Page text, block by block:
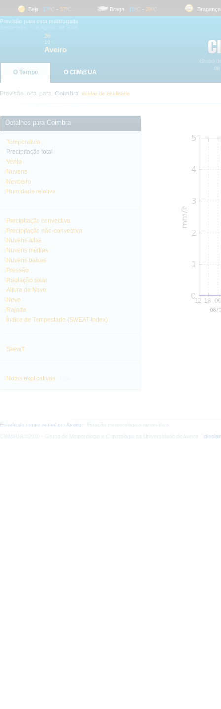
Beja 17 ºC- 37 ºC Braga 18 ºC- 29 ºC Bragança
Previsão para esta madrugada
26
16
Aveiro
O Tempo O CliM@UA
Previsão local para: Coimbra mudar de localidade
Detalhes para Coimbra
Temperatura
Precipitação total
Vento
Nuvens
Nevoeiro
Humidade relativa
Precipitação convectiva
Precipitação não-convectiva
Nuvens altas
Nuvens médias
Nuvens baixas
Pressão
Radiação solar
Altura de Neve
Neve
Rajada
Índice de Tempestade (SWEAT Index)
SkewT
Notas explicativas
Estado do tempo actual em Aveiro - Estação meteorológica automática
CliM@UA ©2010 - Grupo de Meteorologia e Climatologia da Universidade de Aveiro |